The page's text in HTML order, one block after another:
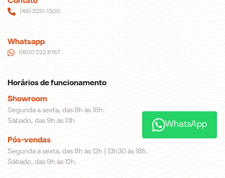
(49) 3251-1500
Whatsapp
0800 222 8167
Horários de funcionamento
Showroom
Segunda a sexta, das 8h às 18h.
Sábado, das 9h às 13h.
Pós-vendas
Segunda a sexta, das 8h às 12h | 13h30 às 18h.
Sábado, das 9h às 12h.
WhatsApp